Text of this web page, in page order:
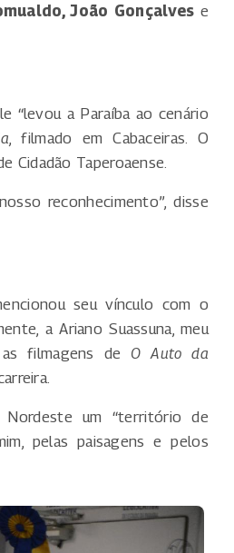
João Gonçalves e
“levou a Paraíba ao cenário
, filmado em Cabaceiras. O
Cidadão Taperoaense.
reconhecimento”, disse
seu vínculo com o
a Ariano Suassuna, meu
filmagens de O Auto da
um “território de
pelas paisagens e pelos